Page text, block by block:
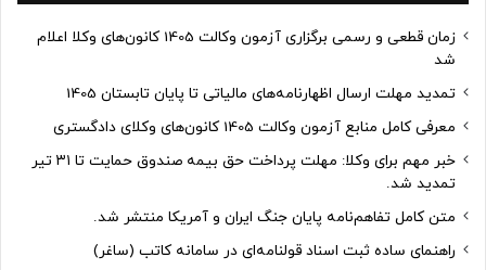
زمان قطعی و رسمی برگزاری آزمون وکالت 1405 کانون‌های وکلا اعلام
شد
تمدید مهلت ارسال اظهارنامه‌های مالیاتی تا پایان تابستان 1405
معرفی کامل منابع آزمون وکالت 1405 کانون‌های وکلای دادگستری
خبر مهم برای وکلا: مهلت پرداخت حق بیمه صندوق حمایت تا ۳۱ تیر
تمدید شد.
متن کامل تفاهم‌نامه پایان جنگ ایران و آمریکا منتشر شد.
راهنمای ساده ثبت اسناد قولنامه‌ای در سامانه کاتب (ساغر)